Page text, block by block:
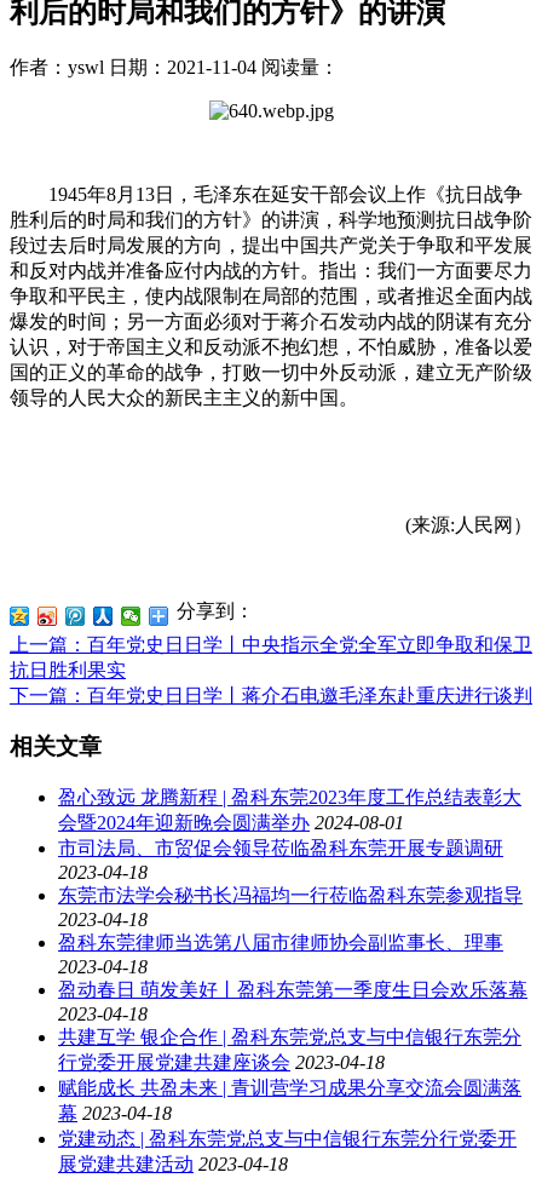
利后的时局和我们的方针》的讲演
作者：yswl 日期：2021-11-04 阅读量：
1945年8月13日，毛泽东在延安干部会议上作《抗日战争
胜利后的时局和我们的方针》的讲演，科学地预测抗日战争阶
段过去后时局发展的方向，提出中国共产党关于争取和平发展
和反对内战并准备应付内战的方针。指出：我们一方面要尽力
争取和平民主，使内战限制在局部的范围，或者推迟全面内战
爆发的时间；另一方面必须对于蒋介石发动内战的阴谋有充分
认识，对于帝国主义和反动派不抱幻想，不怕威胁，准备以爱
国的正义的革命的战争，打败一切中外反动派，建立无产阶级
领导的人民大众的新民主主义的新中国。
(来源:人民网）
分享到：
上一篇 ：百年党史日日学丨中央指示全党全军立即争取和保卫
抗日胜利果实
下一篇 ：百年党史日日学丨蒋介石电邀毛泽东赴重庆进行谈判
相关文章
盈心致远 龙腾新程 | 盈科东莞2023年度工作总结表彰大
会暨2024年迎新晚会圆满举办 2024-08-01
市司法局、市贸促会领导莅临盈科东莞开展专题调研
2023-04-18
东莞市法学会秘书长冯福均一行莅临盈科东莞参观指导
2023-04-18
盈科东莞律师当选第八届市律师协会副监事长、理事
2023-04-18
盈动春日 萌发美好丨盈科东莞第一季度生日会欢乐落幕
2023-04-18
共建互学 银企合作 | 盈科东莞党总支与中信银行东莞分
行党委开展党建共建座谈会 2023-04-18
赋能成长 共盈未来 | 青训营学习成果分享交流会圆满落
幕 2023-04-18
党建动态 | 盈科东莞党总支与中信银行东莞分行党委开
展党建共建活动 2023-04-18